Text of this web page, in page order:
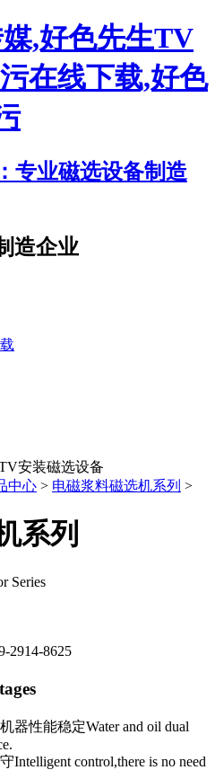
,好色先生TV
在线下载,好色
造企业
中心 > 电磁浆料磁选机系列 >
系列
Series
2914-8625
器性能稳定Water and oil dual
Intelligent control,there is no need